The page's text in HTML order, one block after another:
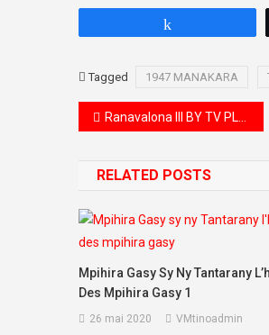
Tagged 1947 MANAKARA
Navigation de
Ranavalona III BY TV PLUS MADAGASCAR
RELATED POSTS
Mpihira Gasy Sy Ny Tantarany
Des Mpihira Gasy 1
26 mai 2020 VMtinoadmin